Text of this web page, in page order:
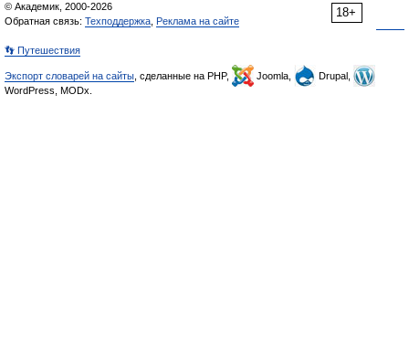
18+
© Академик, 2000-2026
Обратная связь: Техподдержка Реклама на сайте
👣 Путешествия
Экспорт словарей на сайты , сделанные на PHP, Joomla,
Drupal,
WordPress, MODx.